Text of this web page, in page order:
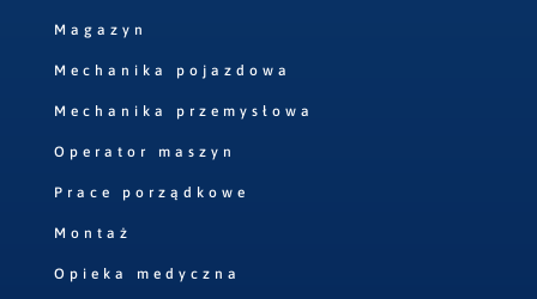
Magazyn
Mechanika pojazdowa
Mechanika przemysłowa
Operator maszyn
Prace porządkowe
Montaż
Opieka medyczna